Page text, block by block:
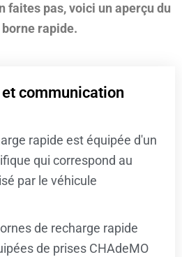
faites pas, voici un aperçu du
rapide.
communication
rapide est équipée d'un
qui correspond au
par le véhicule
de recharge rapide
de prises CHAdeMO